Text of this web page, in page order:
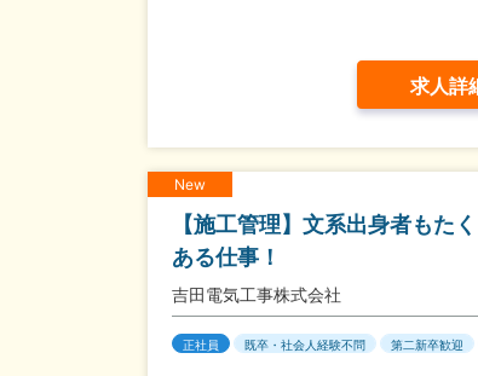
求人詳
New
【施工管理】文系出身者もた
ある仕事！
吉田電気工事株式会社
正社員 既卒・社会人経験不問 第二新卒歓迎